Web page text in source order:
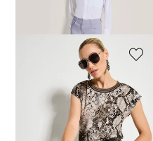
+2 Farben
Schlanke Jeans mit Fransensaum
99,95 €
+6 Farben
30-Tage-Bestpreis**: 34,95 € (-14%)